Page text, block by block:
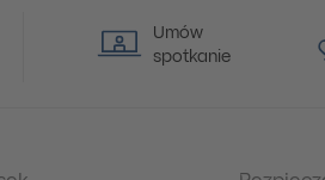
Umów
spotkanie